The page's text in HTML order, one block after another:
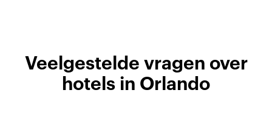
Veelgestelde vragen over
hotels in Orlando